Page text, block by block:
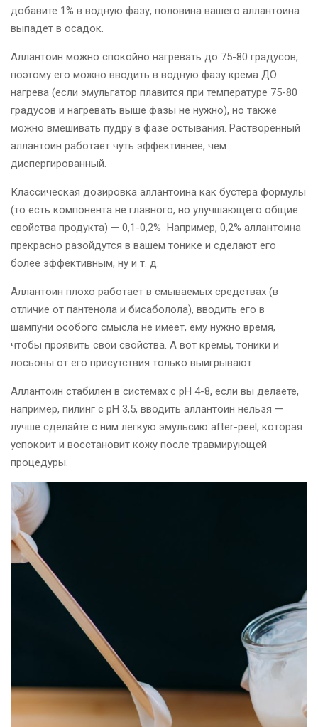
добавите 1% в водную фазу, половина вашего аллантоина
выпадет в осадок.
Аллантоин можно спокойно нагревать до 75-80 градусов,
поэтому его можно вводить в водную фазу крема ДО
нагрева (если эмульгатор плавится при температуре 75-80
градусов и нагревать выше фазы не нужно), но также
можно вмешивать пудру в фазе остывания. Растворённый
аллантоин работает чуть эффективнее, чем
диспергированный.
Классическая дозировка аллантоина как бустера формулы
(то есть компонента не главного, но улучшающего общие
свойства продукта) — 0,1-0,2% Например, 0,2% аллантоина
прекрасно разойдутся в вашем тонике и сделают его
более эффективным, ну и т. д.
Аллантоин плохо работает в смываемых средствах (в
отличие от пантенола и бисаболола), вводить его в
шампуни особого смысла не имеет, ему нужно время,
чтобы проявить свои свойства. А вот кремы, тоники и
лосьоны от его присутствия только выигрывают.
Аллантоин стабилен в системах с рН 4-8, если вы делаете,
например, пилинг с рН 3,5, вводить аллантоин нельзя —
лучше сделайте с ним лёгкую эмульсию after-peel, которая
успокоит и восстановит кожу после травмирующей
процедуры.